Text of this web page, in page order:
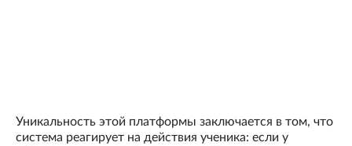
Уникальность этой платформы заключается в том, что
система реагирует на действия ученика: если у